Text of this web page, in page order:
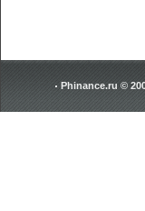
Phinance.ru ©